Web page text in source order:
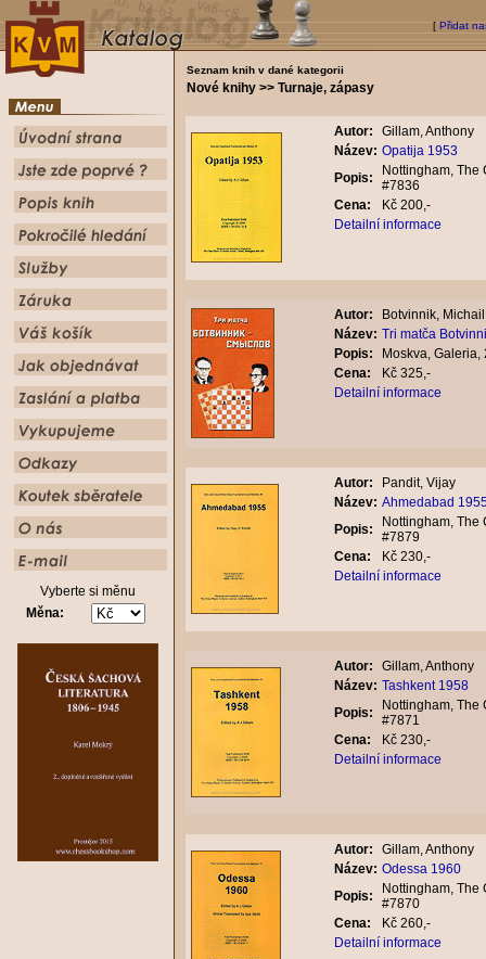
[ Přidat
Vyberte si měnu
Měna:
Seznam knih v dané kategorii
Nové knihy >> Turnaje, zápasy
Autor:
Gillam, Anthony
Název: Opatija 1953
Popis:
Nottingham, The
#7836
Cena:
Kč 200,-
Detailní informace
Autor:
Botvinnik, Michail
Název: Tri matča
Popis:
Moskva,
Cena:
Kč 325,-
Detailní informace
Autor:
Pandit, Vijay
Název: Ahmedabad
Popis:
Nottingham, The
#7879
Cena:
Kč 230,-
Detailní informace
Autor:
Gillam, Anthony
Název: Tashkent 1958
Popis:
Nottingham, The
#7871
Cena:
Kč 230,-
Detailní informace
Autor:
Gillam, Anthony
Název: Odessa 1960
Popis:
Nottingham, The
#7870
Cena:
Kč 260,-
Detailní informace